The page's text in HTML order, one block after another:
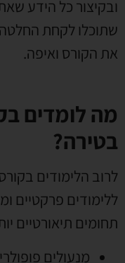
ובקיצור כל הידע
שתוכלו לקחת
את הקורס ואיפה.
מה לומדים
בטירה?
לרוב הלימודים
ללימודים פרקטיים
תחומים תיאורטיים
מנעולים